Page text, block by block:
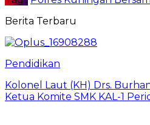
Berita Terbaru
Pendidikan
Kolonel Laut (KH) Drs.
Ketua Komite SMK KAL-1